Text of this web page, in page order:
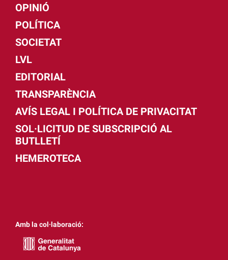
OPINIÓ
POLÍTICA
SOCIETAT
LVL
EDITORIAL
TRANSPARÈNCIA
AVÍS LEGAL I POLÍTICA DE PRIVACITAT
SOL·LICITUD DE SUBSCRIPCIÓ AL
BUTLLETÍ
HEMEROTECA
Amb la col·laboració: